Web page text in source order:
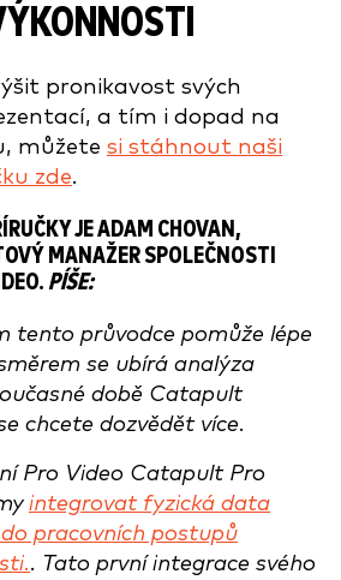
pronikavost svých
a tím i dopad na
můžete si stáhnout naši
zde.
JE ADAM CHOVAN,
MANAŽER SPOLEČNOSTI
PÍŠE:
tento průvodce pomůže lépe
se ubírá analýza
době Catapult
chcete dozvědět více.
Pro Video Catapult Pro
integrovat fyzická data
pracovních postupů
. Tato první integrace svého